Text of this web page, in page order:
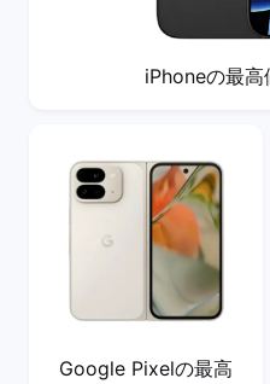
iPhoneの最
Google Pixelの最高